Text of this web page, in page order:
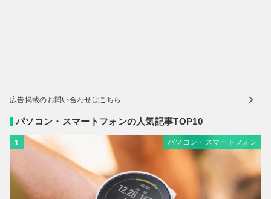
広告掲載のお問い合わせはこちら
パソコン・スマートフォンの人気記事TOP10
1 パソコン・スマートフォン